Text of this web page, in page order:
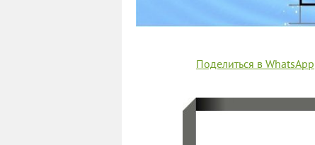
Поделиться в WhatsApp